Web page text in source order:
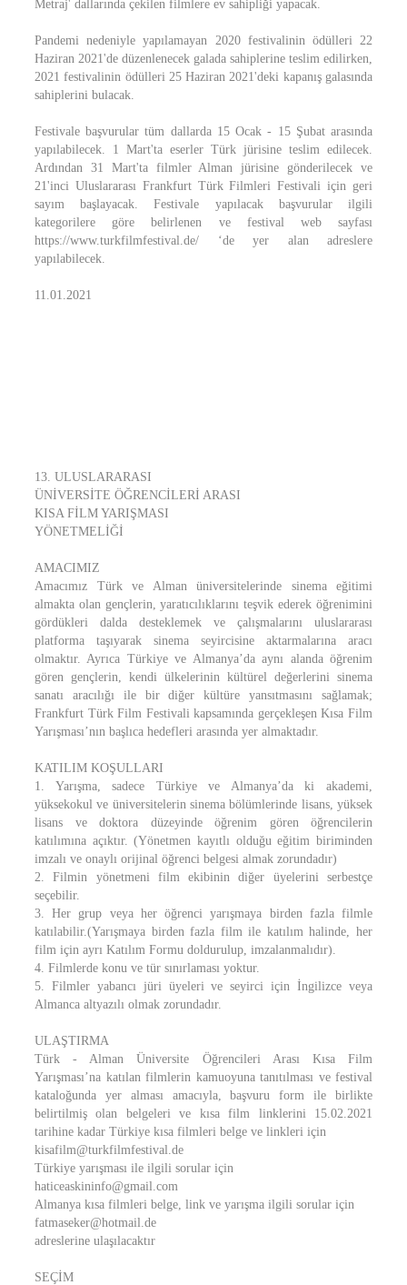
Metraj' dallarında çekilen filmlere ev sahipliği yapacak.
Pandemi nedeniyle yapılamayan 2020 festivalinin ödülleri 22
Haziran 2021'de düzenlenecek galada sahiplerine teslim edilirken,
2021 festivalinin ödülleri 25 Haziran 2021'deki kapanış galasında
sahiplerini bulacak.
Festivale başvurular tüm dallarda 15 Ocak - 15 Şubat arasında
yapılabilecek. 1 Mart'ta eserler Türk jürisine teslim edilecek.
Ardından 31 Mart'ta filmler Alman jürisine gönderilecek ve
21'inci Uluslararası Frankfurt Türk Filmleri Festivali için geri
sayım başlayacak. Festivale yapılacak başvurular ilgili
kategorilere göre belirlenen ve festival web sayfası
https://www.turkfilmfestival.de/ ‘de yer alan adreslere
yapılabilecek.
11.01.2021
13. ULUSLARARASI
ÜNİVERSİTE ÖĞRENCİLERİ ARASI
KISA FİLM YARIŞMASI
YÖNETMELİĞİ
AMACIMIZ
Amacımız Türk ve Alman üniversitelerinde sinema eğitimi
almakta olan gençlerin, yaratıcılıklarını teşvik ederek öğrenimini
gördükleri dalda desteklemek ve çalışmalarını uluslararası
platforma taşıyarak sinema seyircisine aktarmalarına aracı
olmaktır. Ayrıca Türkiye ve Almanya’da aynı alanda öğrenim
gören gençlerin, kendi ülkelerinin kültürel değerlerini sinema
sanatı aracılığı ile bir diğer kültüre yansıtmasını sağlamak;
Frankfurt Türk Film Festivali kapsamında gerçekleşen Kısa Film
Yarışması’nın başlıca hedefleri arasında yer almaktadır.
KATILIM KOŞULLARI
1. Yarışma, sadece Türkiye ve Almanya’da ki akademi,
yüksekokul ve üniversitelerin sinema bölümlerinde lisans, yüksek
lisans ve doktora düzeyinde öğrenim gören öğrencilerin
katılımına açıktır. (Yönetmen kayıtlı olduğu eğitim biriminden
imzalı ve onaylı orijinal öğrenci belgesi almak zorundadır)
2. Filmin yönetmeni film ekibinin diğer üyelerini serbestçe
seçebilir.
3. Her grup veya her öğrenci yarışmaya birden fazla filmle
katılabilir.(Yarışmaya birden fazla film ile katılım halinde, her
film için ayrı Katılım Formu doldurulup, imzalanmalıdır).
4. Filmlerde konu ve tür sınırlaması yoktur.
5. Filmler yabancı jüri üyeleri ve seyirci için İngilizce veya
Almanca altyazılı olmak zorundadır.
ULAŞTIRMA
Türk - Alman Üniversite Öğrencileri Arası Kısa Film
Yarışması’na katılan filmlerin kamuoyuna tanıtılması ve festival
kataloğunda yer alması amacıyla, başvuru form ile birlikte
belirtilmiş olan belgeleri ve kısa film linklerini 15.02.2021
tarihine kadar Türkiye kısa filmleri belge ve linkleri için
kisafilm@turkfilmfestival.de
Türkiye yarışması ile ilgili sorular için
haticeaskininfo@gmail.com
Almanya kısa filmleri belge, link ve yarışma ilgili sorular için
fatmaseker@hotmail.de
adreslerine ulaşılacaktır
SEÇİM